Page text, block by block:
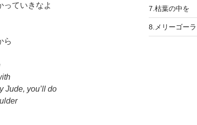
っていきなよ
ら
Jude, you’ll do
7.枯葉の中を
8.メリーゴー